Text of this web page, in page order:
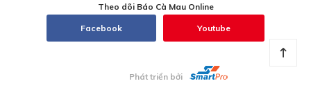
Theo dõi Báo Cà Mau Online
Facebook Youtube
Phát triển bởi